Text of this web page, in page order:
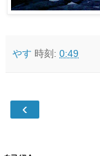
やす 時刻: 0:49
‹